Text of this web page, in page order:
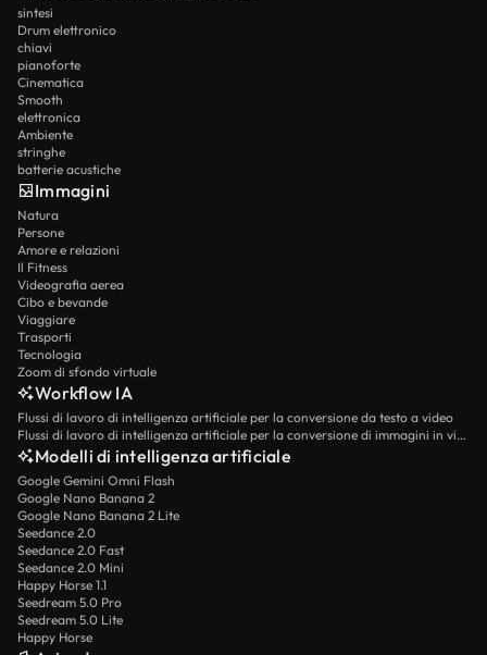
sintesi
Drum elettronico
chiavi
pianoforte
Cinematica
Smooth
elettronica
Ambiente
stringhe
batterie acustiche
Immagini
Natura
Persone
Amore e relazioni
Il Fitness
Videografia aerea
Cibo e bevande
Viaggiare
Trasporti
Tecnologia
Zoom di sfondo virtuale
Workflow IA
Flussi di lavoro di intelligenza artificiale per la conversione da testo a video
Flussi di lavoro di intelligenza artificiale per la conversione di immagini in video
Modelli di intelligenza artificiale
Google Gemini Omni Flash
Google Nano Banana 2
Google Nano Banana 2 Lite
Seedance 2.0
Seedance 2.0 Fast
Seedance 2.0 Mini
Happy Horse 1.1
Seedream 5.0 Pro
Seedream 5.0 Lite
Happy Horse